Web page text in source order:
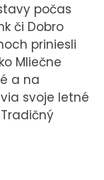
počas
či Dobro
priniesli
Mliečne
a na
svoje letné